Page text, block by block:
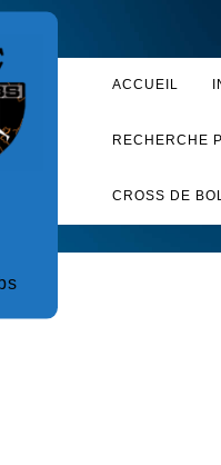
ACCUEIL
RECHERCHE
CROSS DE